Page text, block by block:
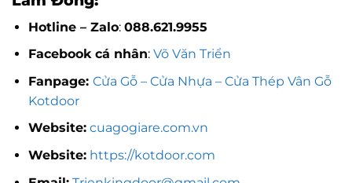
Hotline – Zalo: 088.621.9955
Facebook cá nhân: Võ Văn Triển
Fanpage: Cửa Gỗ – Cửa Nhựa – Cửa Thép Vân Gỗ
Kotdoor
Website:cuagogiare.com.vn
Website: https://kotdoor.com